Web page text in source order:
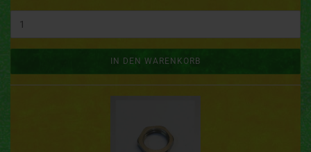
IN DEN WARENKORB